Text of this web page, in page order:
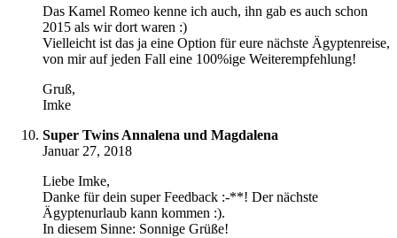
Das Kamel Romeo kenne ich auch, ihn gab es auch schon
2015 als wir dort waren :)
Vielleicht ist das ja eine Option für eure nächste Ägyptenreise,
von mir auf jeden Fall eine 100%ige Weiterempfehlung!
Gruß,
Imke
Super Twins Annalena und Magdalena
Januar 27, 2018
Liebe Imke,
Danke für dein super Feedback :-**! Der nächste
Ägyptenurlaub kann kommen :).
In diesem Sinne: Sonnige Grüße!